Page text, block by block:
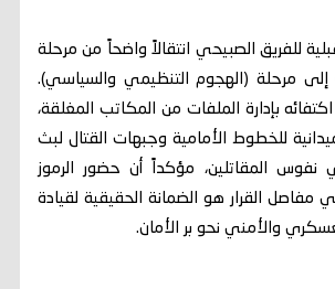
للفريق الصبيحي انتقالاً واضحاً من مرحلة
إلى مرحلة (الهجوم التنظيمي والسياسي).
بإدارة الملفات من المكاتب المغلقة،
للخطوط الأمامية وجبهات القتال لبث
نفوس المقاتلين، مؤكداً أن حضور الرموز
مفاصل القرار هو الضمانة الحقيقية لقيادة
والأمني نحو بر الأمان.